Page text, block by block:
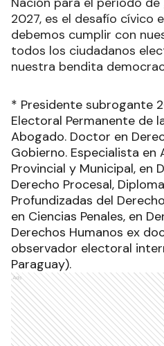
2027, es el desafío cívico
debemos cumplir con
todos los ciudadanos
nuestra bendita
* Presidente subrogante
Electoral Permanente de
Abogado. Doctor en
Gobierno. Especialista en
Provincial y Municipal, en
Derecho Procesal,
Profundizadas del
en Ciencias Penales, en
Derechos Humanos ex
observador electoral
Paraguay).
Ads